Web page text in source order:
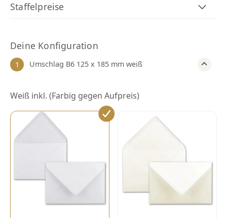
Staffelpreise
Deine Konfiguration
1 Umschlag B6 125 x 185 mm weiß
Umschlag
Weiß inkl. (Farbig gegen Aufpreis)